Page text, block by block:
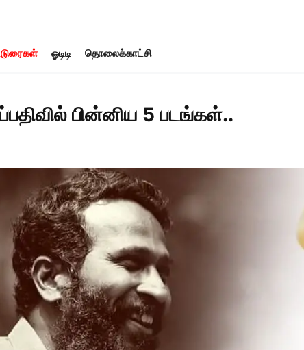
ஓடிடி தொலைக்காட்சி
பின்னிய 5 படங்கள்..